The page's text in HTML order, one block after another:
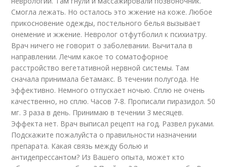
Смогла лежать. Но осталось это жжение на коже. Любое
прикосновение одежды, постельного белья вызывает
онемение и жжение. Невролог отфутболил к психиатру.
Врач ничего не говорит о заболевании. Вычитала в
направлении. Лечим какое то соматофорное
расстройство вегетативной нервной системы. Там
сначала принимала бетамакс. В течении полугода. Не
эффективно. Немного отпускает ночью. Сплю не очень
качественно, но сплю. Часов 7-8. Прописали пиразидол. 50
мг. 3 раза в день. Принимаю в течении 3 месяцев.
Эффекта нет. Врач выписал рецепт на год. Развел руками.
Подскажите пожалуйста о правильности назначении
препарата. Какая связь между болью и
антидепрессантом? Из Вашего опыта, может кто